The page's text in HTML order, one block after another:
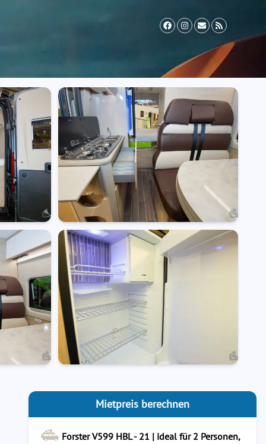
Vermieter werden FAQ
Mietpreis berechnen
Forster V599 HBL - 21 | ideal für 2 Personen,